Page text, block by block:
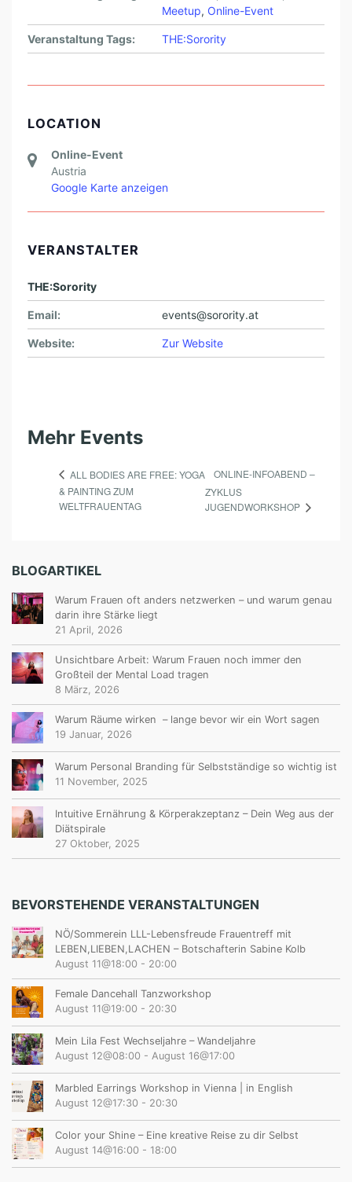
Meetup, Online-Event
Veranstaltung Tags: THE:Sorority
LOCATION
Online-Event
Austria
Google Karte anzeigen
VERANSTALTER
THE:Sorority
Email: events@sorority.at
Website: Zur Website
Mehr Events
ALL BODIES ARE FREE: YOGA
& PAINTING ZUM
WELTFRAUENTAG
ONLINE-INFOABEND –
ZYKLUS
JUGENDWORKSHOP
BLOGARTIKEL
Warum Frauen oft anders netzwerken – und warum genau
darin ihre Stärke liegt
21 April, 2026
Unsichtbare Arbeit: Warum Frauen noch immer den
Großteil der Mental Load tragen
8 März, 2026
Warum Räume wirken – lange bevor wir ein Wort sagen
19 Januar, 2026
Warum Personal Branding für Selbstständige so wichtig ist
11 November, 2025
Intuitive Ernährung & Körperakzeptanz – Dein Weg aus der
Diätspirale
27 Oktober, 2025
BEVORSTEHENDE VERANSTALTUNGEN
NÖ/Sommerein LLL-Lebensfreude Frauentreff mit
LEBEN,LIEBEN,LACHEN – Botschafterin Sabine Kolb
August 11@18:00 - 20:00
Female Dancehall Tanzworkshop
August 11@19:00 - 20:30
Mein Lila Fest Wechseljahre – Wandeljahre
August 12@08:00 - August 16@17:00
Marbled Earrings Workshop in Vienna | in English
August 12@17:30 - 20:30
Color your Shine – Eine kreative Reise zu dir Selbst
August 14@16:00 - 18:00